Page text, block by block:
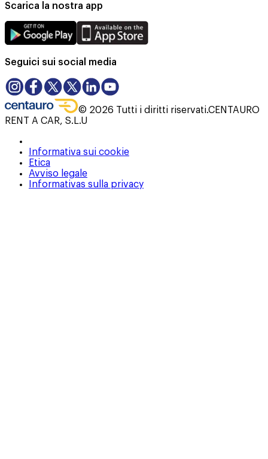
Scarica la nostra app
Seguici sui social media
© 2026 Tutti i diritti riservati.CENTAURO
RENT A CAR, S.L.U
Informativa sui cookie
Etica
Avviso legale
Informativas sulla privacy